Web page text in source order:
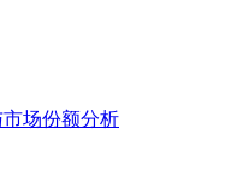
市场份额分析